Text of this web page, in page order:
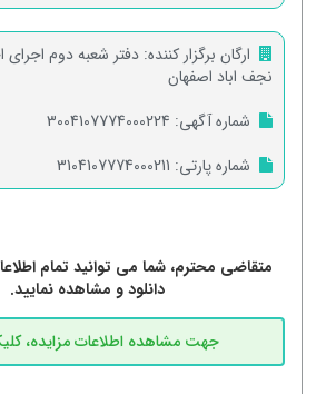
ارگان برگزار کننده: دفتر شعبه دوم اجرای
نجف اباد اصفهان
شماره آگهی: 3004107774000224
شماره پارتی: 3104107774000211
متقاضی محترم، شما می توانید تمام
دانلود و مشاهده نمایید.